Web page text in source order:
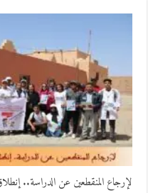
لإرجاع المنقطعين عن الدراسة..